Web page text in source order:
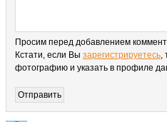
Просим перед добавлением
Кстати, если Вы зарегистрируетесь,
фотографию и указать в профиле